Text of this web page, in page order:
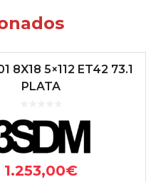
8X18 5×112 ET42 73.1
PLATA
1.253,00€